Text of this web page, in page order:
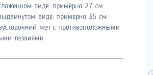
виде: примерно 27 см
виде: примерно 35 см
меч с противоположными
лезвиями